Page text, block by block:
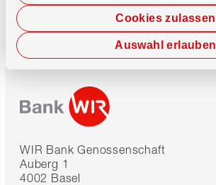
Cookies zulassen
Auswahl erlauben
WIR Bank Genossenschaft
Auberg 1
4002 Basel